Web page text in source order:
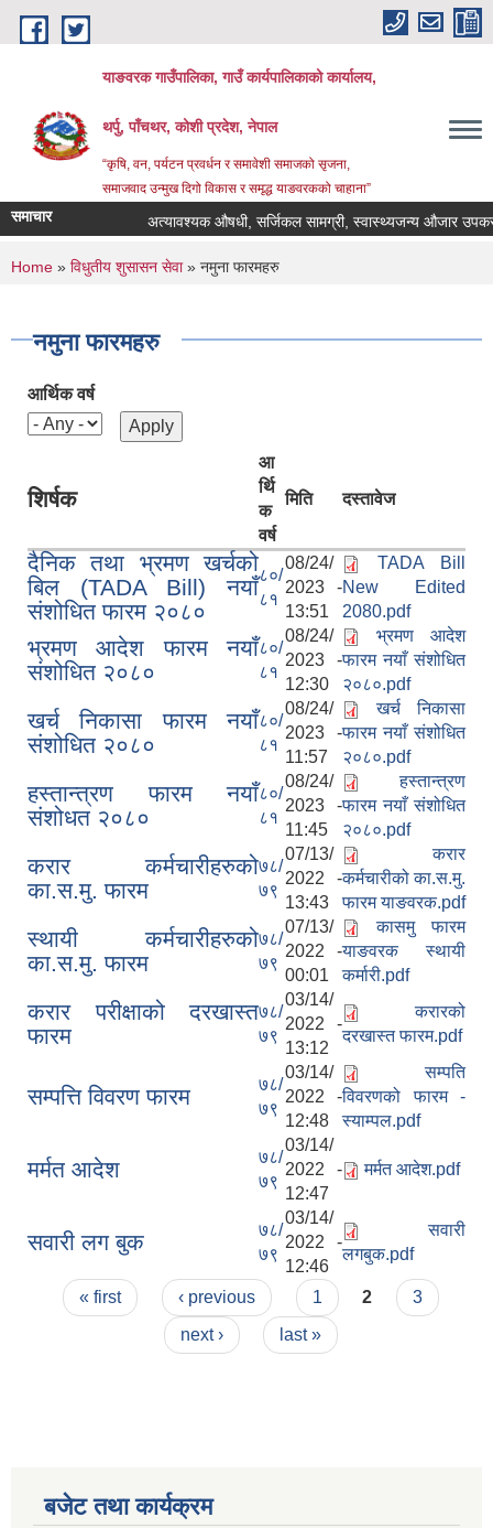
Skip to main content
याङवरक गाउँपालिका, गाउँ कार्यपालिकाको कार्यालय,
थर्पु, पाँचथर, कोशी प्रदेश, नेपाल
“कृषि, वन, पर्यटन प्रवर्धन र समावेशी समाजको सृजना,
समाजवाद उन्मुख दिगो विकास र समृद्ध याङवरकको चाहाना”
समाचार अत्यावश्यक औषधी, सर्जिकल सामग्री, स्वास्थ्यजन्य औजार
You are here
Home » विधुतीय शुसासन सेवा» नमुना फारमहरु
नमुना फारमहरु
आर्थिक वर्ष
शिर्षक
आ
र्थि
क
वर्ष
मिति दस्तावेज
दैनिक तथा भ्रमण खर्चको
बिल (TADA Bill) नयाँ
संशोधित फारम २०८०
८०/
८१
08/24/
2023 -
13:51
TADA Bill
New Edited
2080.pdf
भ्रमण आदेश फारम नयाँ
संशोधित २०८०
८०/
८१
08/24/
2023 -
12:30
भ्रमण आदेश
फारम नयाँ संशोधित
२०८०.pdf
खर्च निकासा फारम नयाँ
संशोधित २०८०
८०/
८१
08/24/
2023 -
11:57
खर्च निकासा
फारम नयाँ संशोधित
२०८०.pdf
हस्तान्त्रण फारम नयाँ
संशोधत २०८०
८०/
८१
08/24/
2023 -
11:45
हस्तान्त्रण
फारम नयाँ संशोधित
२०८०.pdf
करार कर्मचारीहरुको
का.स.मु. फारम
७८/
७९
07/13/
2022 -
13:43
करार
कर्मचारीको का.स.मु.
फारम याङवरक.pdf
स्थायी कर्मचारीहरुको
का.स.मु. फारम
७८/
७९
07/13/
2022 -
00:01
कासमु फारम
याङवरक स्थायी
कर्मारी.pdf
करार परीक्षाको दरखास्त
फारम
७८/
७९
03/14/
2022 -
13:12
करारको
दरखास्त फारम.pdf
सम्पत्ति विवरण फारम
७८/
७९
03/14/
2022 -
12:48
सम्पति
विवरणको फारम -
स्याम्पल.pdf
मर्मत आदेश
७८/
७९
03/14/
2022 -
12:47
मर्मत आदेश.pdf
सवारी लग बुक
७८/
७९
03/14/
2022 -
12:46
सवारी
लगबुक.pdf
Pages
« first ‹ previous 1 2
3
next ›
last »
बजेट तथा कार्यक्रम